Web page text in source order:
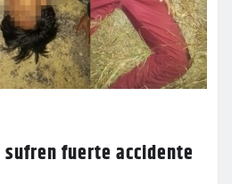
fuerte accidente